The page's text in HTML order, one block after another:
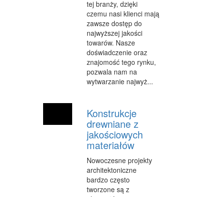
MATERIAŁY REKLAMOWE
INNE AGENCJE
WIGOR
IMPREZY INTEGRACYJNE
ZAJĘCIA SPORTOWE I REKREACYJNE
PRODUKCJA
INFORMATYCZNE
RESTAURACJE, CATERING
FOTOGRAFIA
tej branży, dzięki
czemu nasi klienci mają
zawsze dostęp do
najwyższej jakości
towarów. Nasze
doświadczenie oraz
znajomość tego rynku,
pozwala nam na
wytwarzanie najwyż...
Konstrukcje
drewniane z
jakościowych
materiałów
Nowoczesne projekty
architektoniczne
bardzo często
tworzone są z